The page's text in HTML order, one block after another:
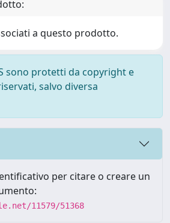
a questo prodotto.
sono protetti da copyright e
salvo diversa
per citare o creare un
11579/51368